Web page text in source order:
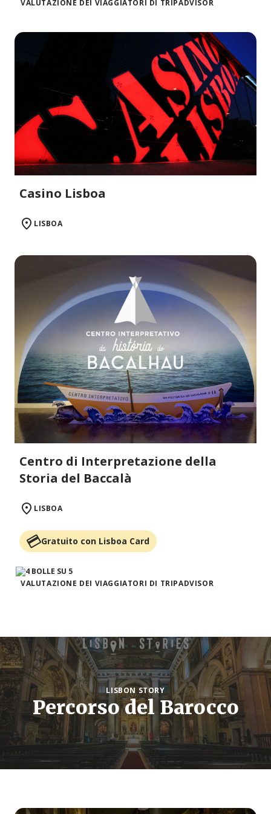
VALUTAZIONE DEI VIAGGIATORI DI TRIPADVISOR
Casino Lisboa
LISBOA
Centro di Interpretazione della
Storia del Baccalà
LISBOA
Gratuito con Lisboa Card
VALUTAZIONE DEI VIAGGIATORI DI TRIPADVISOR
LISBON STORY
Percorso del Barocco